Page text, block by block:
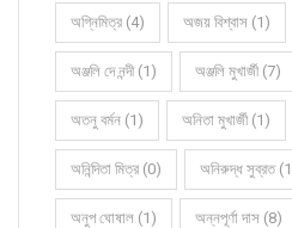
অগ্নিমিত্র (4) অজয় বিশ্বাস (1)
অঞ্জলি দে নন্দী (1) অঞ্জলি মুখার্জী (7)
অতনু বর্মন (1) অনিতা মুখার্জী (1)
অনিন্দিতা মিত্র (0) অনিরুদ্ধ সুব্রত
অনুপ ঘোষাল (1) অন্নপূর্ণা দাস (8)